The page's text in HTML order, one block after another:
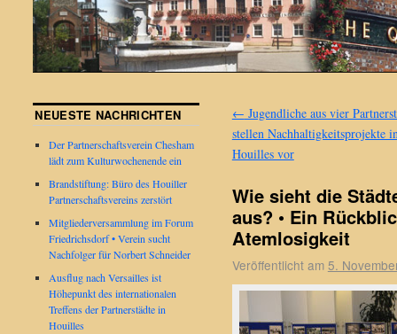
← Jugendliche aus vier
stellen Nachhaltigkeitsprojekte
Houilles vor
Wie sieht die
aus? • Ein
Atemlosigkeit
Veröffentlicht am 5.
NEUESTE NACHRICHTEN
Der Partnerschaftsverein Chesham
lädt zum Kulturwochenende ein
Brandstiftung: Büro des Houiller
Partnerschaftsvereins zerstört
Mitgliederversammlung im Forum
Friedrichsdorf • Verein sucht
Nachfolger für Norbert Schneider
Ausflug nach Versailles ist
Höhepunkt des internationalen
Treffens der Partnerstädte in
Houilles